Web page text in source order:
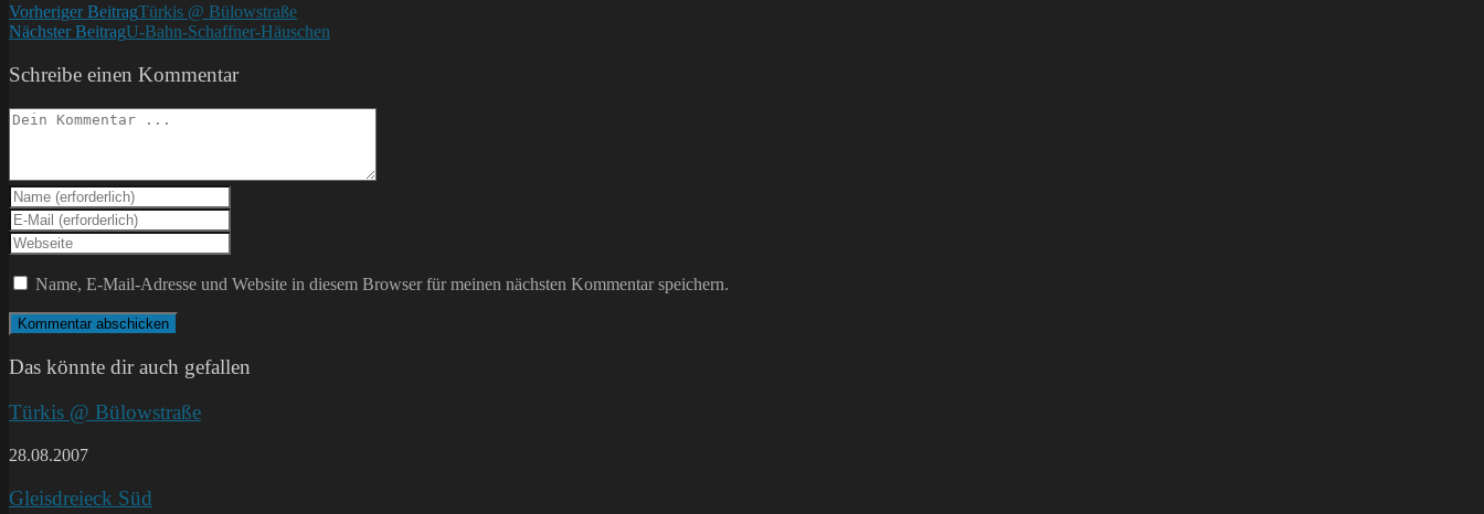
Weitere
Artikel
ansehen
Vorheriger BeitragTürkis @ Bülowstraße
Nächster BeitragU-Bahn-Schaffner-Häuschen
Schreibe einen Kommentar
Kommentieren
Gib
deinen
Namen
oder
Benutzernamen
zum
Kommentieren
ein
Gib
deine
E-
Mail-
Adresse
zum
Kommentieren
ein
Gib
deine
Website-
ein
(optional)
Name, E-Mail-Adresse und Website in diesem Browser für meinen nächsten Kommentar speichern.
Das könnte dir auch gefallen
Türkis @ Bülowstraße
28.08.2007
Gleisdreieck Süd